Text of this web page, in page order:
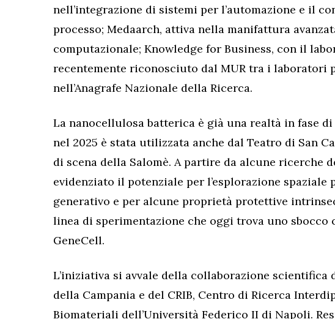
nell’integrazione di sistemi per l’automazione e il
processo; Medaarch, attiva nella manifattura
computazionale; Knowledge for Business, con il
recentemente riconosciuto dal MUR tra i
nell’Anagrafe Nazionale della Ricerca.
La nanocellulosa batterica è già una realtà in fase
nel 2025 è stata utilizzata anche dal Teatro di San
di scena della Salomè. A partire da alcune ricerche
evidenziato il potenziale per l’esplorazione spaziale
generativo e per alcune proprietà protettive
linea di sperimentazione che oggi trova uno sbocco
GeneCell.
L’iniziativa si avvale della collaborazione scientifica
della Campania e del CRIB, Centro di Ricerca
Biomateriali dell’Università Federico II di Napoli.